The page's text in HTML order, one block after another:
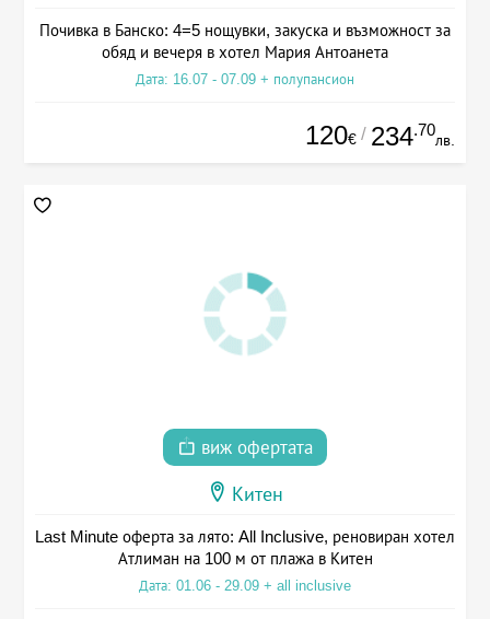
Почивка в Банско: 4=5 нощувки, закуска и възможност за
обяд и вечеря в хотел Мария Антоанета
Дата: 16.07 - 07.09 + полупансион
120€ / 234.70
лв.
виж офертата
Китен
Last Minute оферта за лято: All Inclusive, реновиран хотел
Атлиман на 100 м от плажа в Китен
Дата: 01.06 - 29.09 + all inclusive